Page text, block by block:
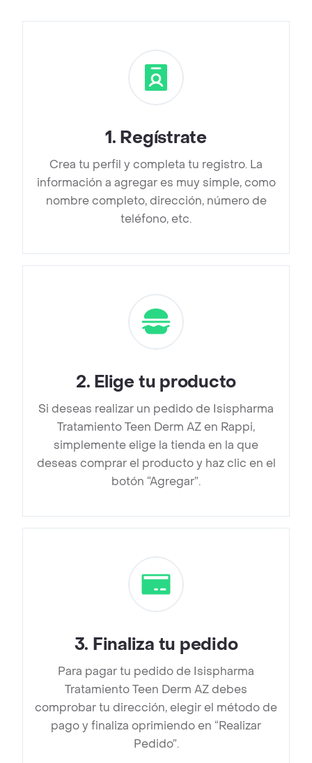
1. Regístrate
Crea tu perfil y completa tu registro. La
información a agregar es muy simple, como
nombre completo, dirección, número de
teléfono, etc.
2. Elige tu producto
Si deseas realizar un pedido de Isispharma
Tratamiento Teen Derm AZ en Rappi,
simplemente elige la tienda en la que
deseas comprar el producto y haz clic en el
botón “Agregar”.
3. Finaliza tu pedido
Para pagar tu pedido de Isispharma
Tratamiento Teen Derm AZ debes
comprobar tu dirección, elegir el método de
pago y finaliza oprimiendo en “Realizar
Pedido”.